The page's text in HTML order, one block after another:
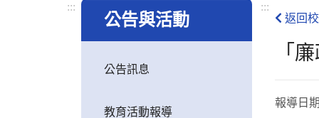
:::
公告與活動
公告訊息
教育活動報導
:::
返回
「
報導日